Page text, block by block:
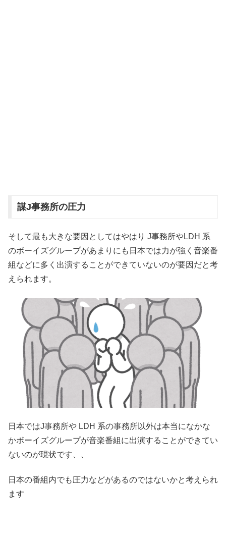
謀J事務所の圧力
そして最も大きな要因としてはやはり J事務所やLDH 系
のボーイズグループがあまりにも日本では力が強く音楽番
組などに多く出演することができていないのが要因だと考
えられます。
日本ではJ事務所や LDH 系の事務所以外は本当になかな
かボーイズグループが音楽番組に出演することができてい
ないのが現状です、、
日本の番組内でも圧力などがあるのではないかと考えられ
ます